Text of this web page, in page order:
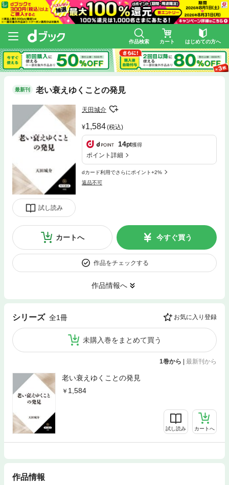
作品検索 カート はじめての方へ
最新刊 老い衰えゆくことの発見
試し読み
天田城介
1,584(税込)
14pt獲得
ポイント詳細
dカード利用でさらにポイント+2%
返品不可
カートへ 今すぐ買う
作品をチェックする
作品情報へ
シリーズ 全1冊 お気に入り登録
未購入巻をまとめて買う
1巻から 最新刊から
老い衰えゆくことの発見
1,584
試し読み カートへ
作品情報